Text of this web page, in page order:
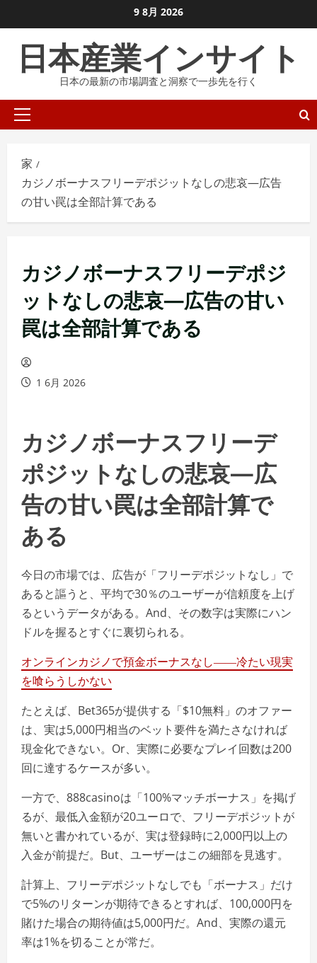
ン
に
ま
9 8月 2026
日本産業インサイト
日本の最新の市場調査と洞察で一歩先を行く
プ
イ
マ
リ
メ
ー
家
カジノボーナスフリーデポジットなしの悲哀—広告
の甘い罠は全部計算である
カジノボーナスフリーデポジ
ットなしの悲哀—広告の甘い
罠は全部計算である
1 6月 2026
カジノボーナスフリーデ
ポジットなしの悲哀—広
告の甘い罠は全部計算で
ある
今日の市場では、広告が「フリーデポジットなし」で
あると謳うと、平均で30％のユーザーが信頼度を上げ
るというデータがある。And、その数字は実際にハン
ドルを握るとすぐに裏切られる。
オンラインカジノで預金ボーナスなし――冷たい現実
を喰らうしかない
たとえば、Bet365が提供する「$10無料」のオファー
は、実は5,000円相当のベット要件を満たさなければ
現金化できない。Or、実際に必要なプレイ回数は200
回に達するケースが多い。
一方で、888casinoは「100%マッチボーナス」を掲げ
るが、最低入金額が20ユーロで、フリーデポジットが
無いと書かれているが、実は登録時に2,000円以上の
入金が前提だ。But、ユーザーはこの細部を見逃す。
計算上、フリーデポジットなしでも「ボーナス」だけ
で5%のリターンが期待できるとすれば、100,000円を
賭けた場合の期待値は5,000円だ。And、実際の還元
率は1%を切ることが常だ。